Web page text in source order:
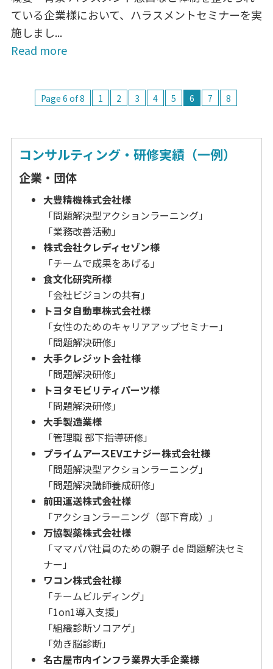
ている企業様において、ハラスメントセミナーを実
施しまし...
Read more
Page 6 of 8 1 2 3 4 5 6 7 8
コンサルティング・研修実績（一例）
企業・団体
大豊精機株式会社様
「問題解決型アクションラーニング」
「業務改善活動」
株式会社クレディセゾン様
「チームで成果をあげる」
食文化研究所様
「会社ビジョンの共有」
トヨタ自動車株式会社様
「女性のためのキャリアアップセミナー」
「問題解決研修」
大手クレジット会社様
「問題解決研修」
トヨタモビリティパーツ様
「問題解決研修」
大手製造業様
「管理職 部下指導研修」
プライムアースEVエナジー株式会社様
「問題解決型アクションラーニング」
「問題解決講師養成研修」
前田運送株式会社様
「アクションラーニング（部下育成）」
万協製薬株式会社様
「ママパパ社員のための親子 de 問題解決セミ
ナー」
ワコン株式会社様
「チームビルディング」
「1on1導入支援」
「組織診断ソコアゲ」
「効き脳診断」
名古屋市内インフラ業界大手企業様